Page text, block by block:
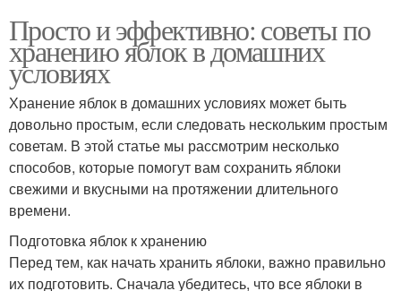
Просто и эффективно: советы по
хранению яблок в домашних
условиях
Хранение яблок в домашних условиях может быть
довольно простым, если следовать нескольким простым
советам. В этой статье мы рассмотрим несколько
способов, которые помогут вам сохранить яблоки
свежими и вкусными на протяжении длительного
времени.
Подготовка яблок к хранению
Перед тем, как начать хранить яблоки, важно правильно
их подготовить. Сначала убедитесь, что все яблоки в